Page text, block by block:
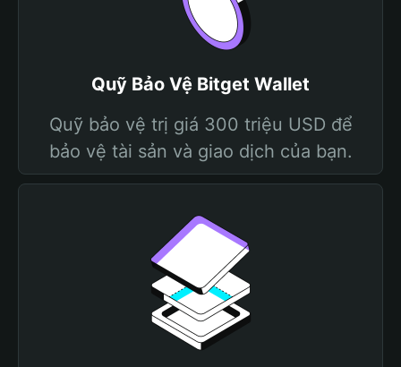
Quỹ Bảo Vệ Bitget Wallet
Quỹ bảo vệ trị giá 300 triệu USD để
bảo vệ tài sản và giao dịch của bạn.